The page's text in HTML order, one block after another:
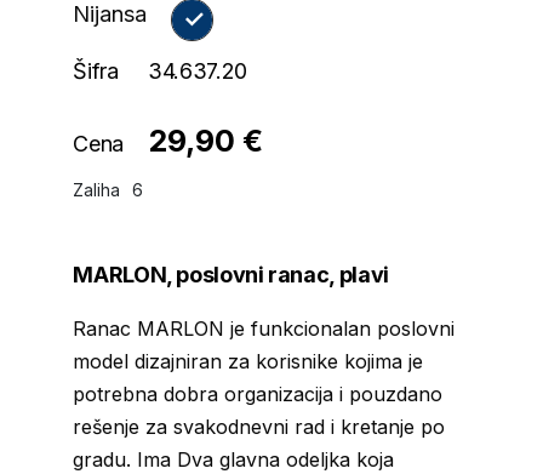
Nijansa
Šifra 34.637.20
Cena 29,90 €
Zaliha 6
MARLON, poslovni ranac, plavi
Ranac MARLON je funkcionalan poslovni
model dizajniran za korisnike kojima je
potrebna dobra organizacija i pouzdano
rešenje za svakodnevni rad i kretanje po
gradu. Ima Dva glavna odeljka koja